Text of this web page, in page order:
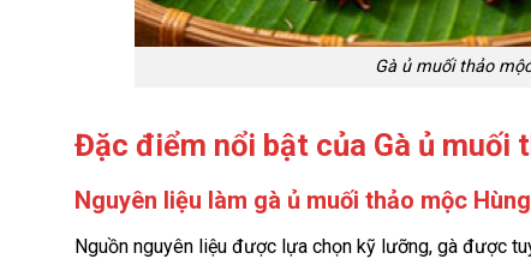
Gà ủ muối thảo
Đặc điểm nổi bật của Gà ủ muối
Nguyên liệu làm gà ủ muối thảo mộc
Nguồn nguyên liệu được lựa chọn kỹ lưỡng, gà được